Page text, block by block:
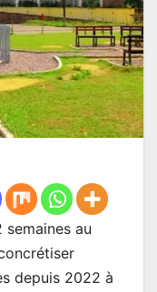
au
depuis 2022 à